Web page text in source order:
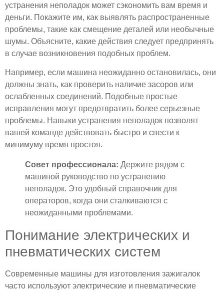
устранения неполадок может сэкономить вам время и
деньги. Покажите им, как выявлять распространенные
проблемы, такие как смещение деталей или необычные
шумы. Объясните, какие действия следует предпринять
в случае возникновения подобных проблем.
Например, если машина неожиданно остановилась, они
должны знать, как проверить наличие засоров или
ослабленных соединений. Подобные простые
исправления могут предотвратить более серьезные
проблемы. Навыки устранения неполадок позволят
вашей команде действовать быстро и свести к
минимуму время простоя.
Совет профессионала: Держите рядом с
машиной руководство по устранению
неполадок. Это удобный справочник для
операторов, когда они сталкиваются с
неожиданными проблемами.
Понимание электрических и
пневматических систем
Современные машины для изготовления зажигалок
часто используют электрические и пневматические